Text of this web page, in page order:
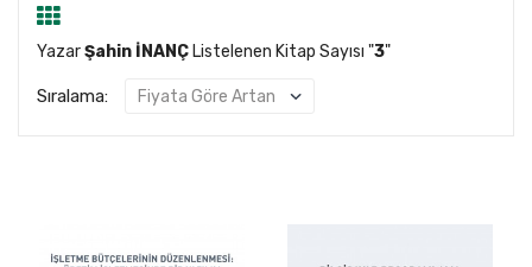
YazarŞahin İNANÇ Listelenen Kitap Sayısı "3"
Sıralama: